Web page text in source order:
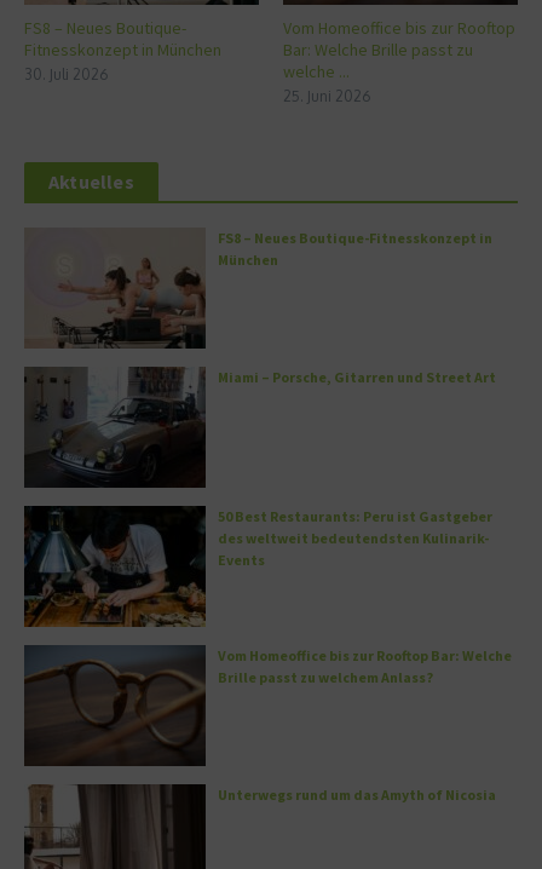
FS8 – Neues Boutique-
Fitnesskonzept in München
30. Juli 2026
Vom Homeoffice bis zur Rooftop
Bar: Welche Brille passt zu
welche ...
25. Juni 2026
Aktuelles
FS8 – Neues Boutique-Fitnesskonzept in
München
Miami – Porsche, Gitarren und Street Art
50 Best Restaurants: Peru ist Gastgeber
des weltweit bedeutendsten Kulinarik-
Events
Vom Homeoffice bis zur Rooftop Bar: Welche
Brille passt zu welchem Anlass?
Unterwegs rund um das Amyth of Nicosia